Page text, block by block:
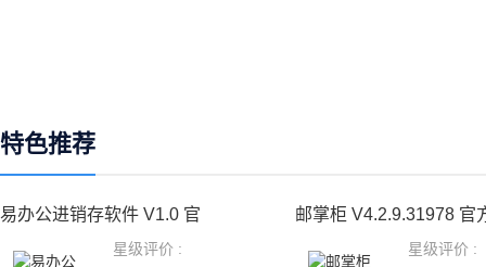
特色推荐
易办公进销存软件 V1.0 官
星级评价 :
邮掌柜 V4.2.9.31978 官
星级评价 :